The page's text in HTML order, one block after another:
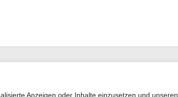
Anzeigen oder Inhalte einzusetzen und unseren